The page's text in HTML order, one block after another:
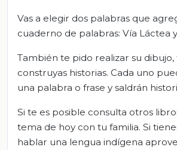
Vas a elegir dos palabras que
cuaderno de palabras: Vía Láctea
También te pido realizar su dibujo,
construyas historias. Cada uno
una palabra o frase y saldrán
Si te es posible consulta otros
tema de hoy con tu familia. Si
hablar una lengua indígena